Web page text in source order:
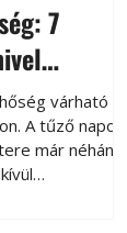
7
nyári
várható
A tűző napon
már néhány